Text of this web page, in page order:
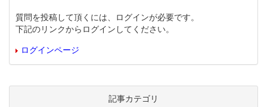
質問を投稿して頂くには、ログインが必要です。
下記のリンクからログインしてください。
ログインページ
記事カテゴリ